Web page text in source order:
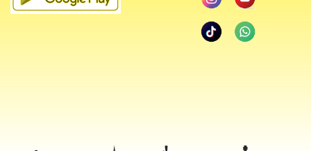
Em nota, o BB diz que “acompanha o caso, que envolve